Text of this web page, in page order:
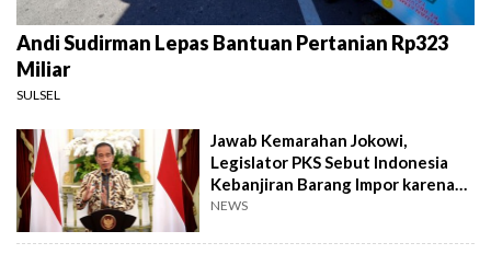
Andi Sudirman Lepas Bantuan Pertanian Rp323
Miliar
SULSEL
Jawab Kemarahan Jokowi,
Legislator PKS Sebut Indonesia
Kebanjiran Barang Impor karena
Kebijakan Pemerintah
NEWS